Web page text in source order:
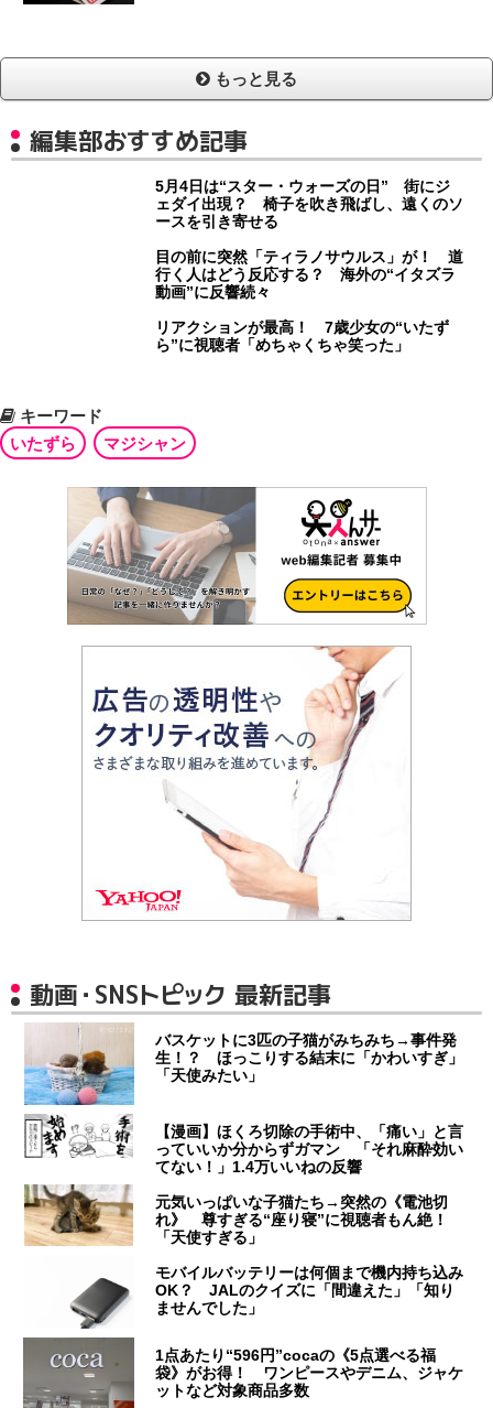
もっと見る
編集部おすすめ記事
5月4日は“スター・ウォーズの日” 街にジ
ェダイ出現？ 椅子を吹き飛ばし、遠くのソ
ースを引き寄せる
目の前に突然「ティラノサウルス」が！ 道
行く人はどう反応する？ 海外の“イタズラ
動画”に反響続々
リアクションが最高！ 7歳少女の“いたず
ら”に視聴者「めちゃくちゃ笑った」
キーワード
いたずら
マジシャン
動画・SNSトピック 最新記事
バスケットに3匹の子猫がみちみち→事件発
生！？ ほっこりする結末に「かわいすぎ」
「天使みたい」
【漫画】ほくろ切除の手術中、「痛い」と言
っていいか分からずガマン 「それ麻酔効い
てない！」1.4万いいねの反響
元気いっぱいな子猫たち→突然の《電池切
れ》 尊すぎる“座り寝”に視聴者もん絶！
「天使すぎる」
モバイルバッテリーは何個まで機内持ち込み
OK？ JALのクイズに「間違えた」「知り
ませんでした」
1点あたり“596円”cocaの《5点選べる福
袋》がお得！ ワンピースやデニム、ジャケ
ットなど対象商品多数